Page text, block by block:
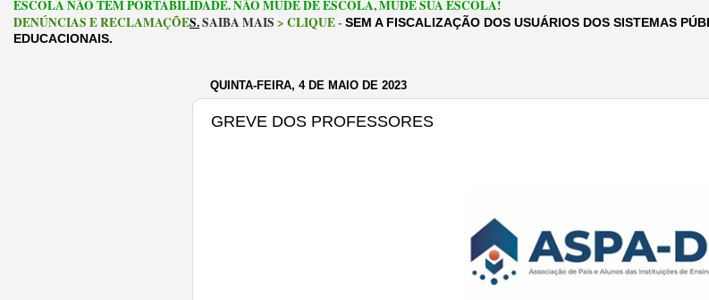
ESCOLA NÃO TEM PORTABILIDADE. NÃO MUDE DE ESCOLA, MUDE SUA ESCOLA!
DENÚNCIAS E RECLAMAÇÕES.SAIBA MAIS > CLIQUE- SEM A FISCALIZAÇÃO DOS USUÁRIOS DOS SISTEMAS
EDUCACIONAIS.
QUINTA-FEIRA, 4 DE MAIO DE 2023
GREVE DOS PROFESSORES